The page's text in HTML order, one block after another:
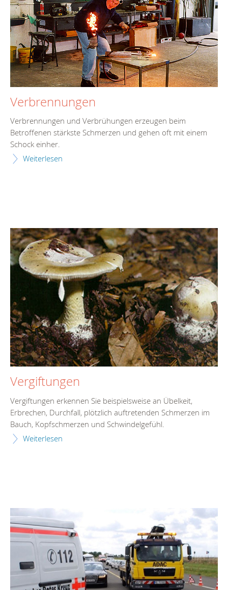
Verbrennungen
Verbrennungen und Verbrühungen erzeugen beim
Betroffenen stärkste Schmerzen und gehen oft mit einem
Schock einher.
Weiterlesen
Vergiftungen
Vergiftungen erkennen Sie beispielsweise an Übelkeit,
Erbrechen, Durchfall, plötzlich auftretenden Schmerzen im
Bauch, Kopfschmerzen und Schwindelgefühl.
Weiterlesen